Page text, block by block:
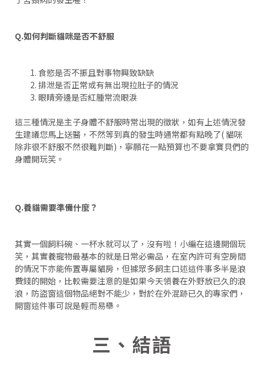
Q.如何判斷貓咪是否不舒服
食慾是否不振且對事物興致缺缺
排泄是否正常或有無出現拉肚子的情況
眼睛旁邊是否紅腫常流眼淚
這三種情況是主子身體不舒服時常出現的徵狀，如有上述情況發
生建議您馬上送醫，不然等到真的發生時通常都有點晚了( 貓咪
除非很不舒服不然很難判斷)，寧願花一點預算也不要拿寶貝們的
身體開玩笑。
Q.養貓需要準備什麼？
其實一個飼料碗、一杯水就可以了，沒有啦！小編在這邊開個玩
笑，其實養寵物最基本的就是日常必需品，在室內許可有空房間
的情況下亦能佈置專屬貓房，但據眾多飼主口述這件事多半是浪
費錢的開始，比較需要注意的是如果今天領養在外野放已久的浪
浪，防盜窗這個物品絕對不能少，對於在外混跡已久的專家們，
開窗這件事可說是輕而易舉。
三、結語